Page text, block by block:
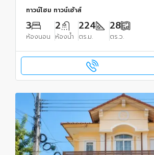
ทาวน์โฮม ทาวน์เฮ้าส์
3
ห้องนอน
2
ห้องน้ำ
224
ตร.ม.
28
ตร.ว.